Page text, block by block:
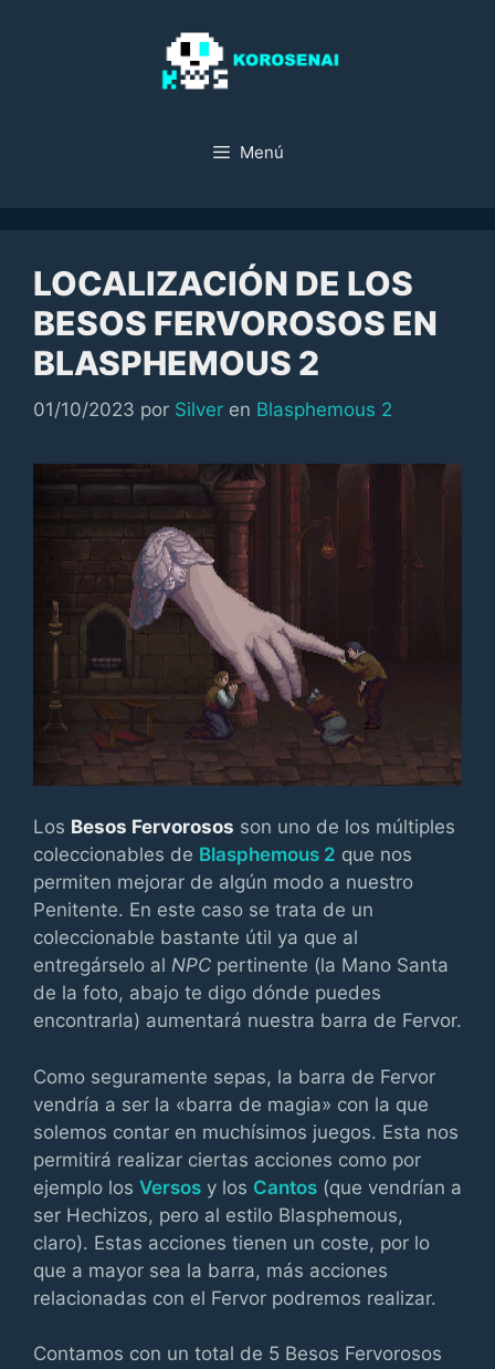
Menú
LOCALIZACIÓN DE LOS
BESOS FERVOROSOS EN
BLASPHEMOUS 2
01/10/2023 por Silver en Categorías
Blasphemous 2
Los Besos Fervorosos son uno de los múltiples
coleccionables de Blasphemous 2 que nos
permiten mejorar de algún modo a nuestro
Penitente. En este caso se trata de un
coleccionable bastante útil ya que al
entregárselo al NPC pertinente (la Mano Santa
de la foto, abajo te digo dónde puedes
encontrarla) aumentará nuestra barra de Fervor.
Como seguramente sepas, la barra de Fervor
vendría a ser la «barra de magia» con la que
solemos contar en muchísimos juegos. Esta nos
permitirá realizar ciertas acciones como por
ejemplo los Versos y los Cantos (que vendrían a
ser Hechizos, pero al estilo Blasphemous,
claro). Estas acciones tienen un coste, por lo
que a mayor sea la barra, más acciones
relacionadas con el Fervor podremos realizar.
Contamos con un total de 5 Besos Fervorosos